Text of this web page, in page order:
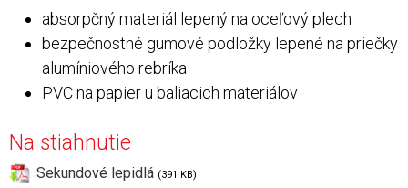
absorpčný materiál lepený na oceľový plech
bezpečnostné gumové podložky lepené na priečky
alumíniového rebríka
PVC na papier u baliacich materiálov
Na stiahnutie
Sekundové lepidlá (391 KB)